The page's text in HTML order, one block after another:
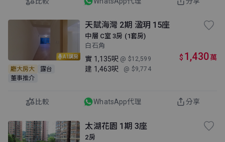
AI講房
廳大房大
露台
董事推介
天賦海灣 2期 溋玥 15座
中層 C室 3房 (1套房)
白石角
實 1,135呎 @ $12,599
建 1,463呎 @ $9,774
$ 1,430萬
比較 WhatsApp代理 分享
太湖花園 1期 3座
2房